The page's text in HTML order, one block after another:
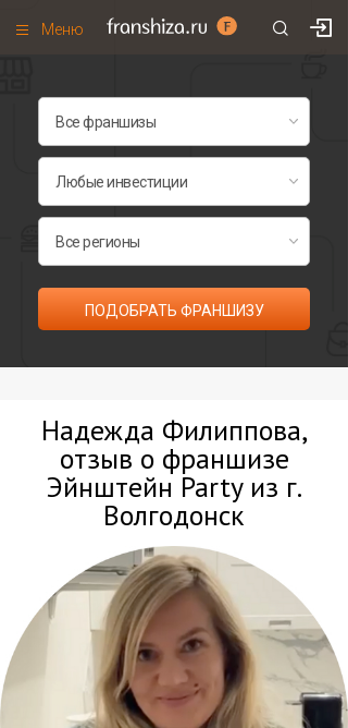
Меню
Франшизы по категориям
ПОДОБРАТЬ ФРАНШИЗУ
Надежда Филиппова,
отзыв о франшизе
Эйнштейн Party из г.
Волгодонск